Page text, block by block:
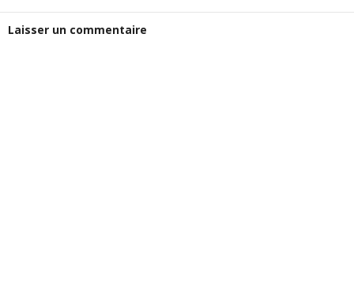
Laisser un commentaire